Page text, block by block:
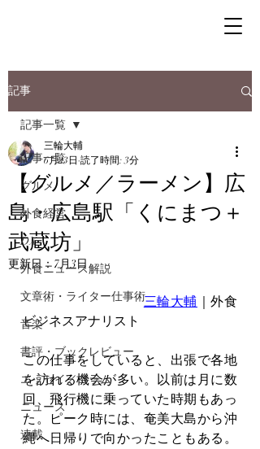
記事
記事一覧
グルメ
外食経営
DX
外食ニュース解説
文章術・ライター仕事術
音楽
書評・ブックレビュー
エッセイ／コラム
ニュース
連載
記事一覧
【グルメ／ラーメン】広
島・広島駅「くにまつ＋
武蔵坊」
三輪大輔
6月23日 読了時間: 3分
更新日：7月3日
三輪大輔 ｜外食
ビジネスアナリスト
この仕事をしていると、出張で各地
を訪れる機会が多い。以前は月に数
回、飛行機に乗っていた時期もあっ
た。ピーク時には、奄美大島から沖
縄へ日帰りで向かったこともある。